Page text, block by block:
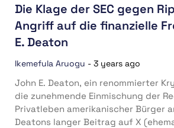
Die Klage der SEC gegen
Angriff auf die finanzielle
E. Deaton
Ikemefula Aruogu - 3 years ago
John E. Deaton, ein renommierter
die zunehmende Einmischung der
Privatleben amerikanischer Bürger
Deatons langer Beitrag auf X